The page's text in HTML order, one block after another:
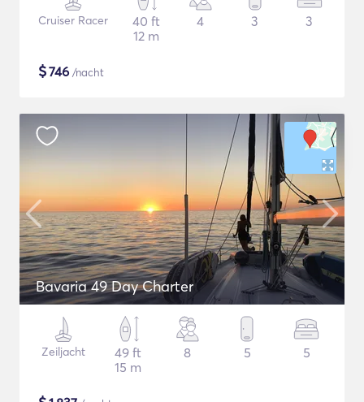
Cruiser Racer
40 ft
12 m
4 3 3
$746 /nacht
Bavaria 49 Day Charter
Zeiljacht
49 ft
15 m
8 5 5